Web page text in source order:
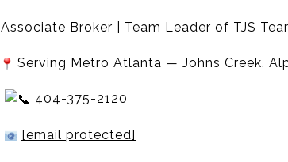
Associate Broker | Team Leader of TJS
Serving Metro Atlanta — Johns Creek,
404-375-2120
[email protected]